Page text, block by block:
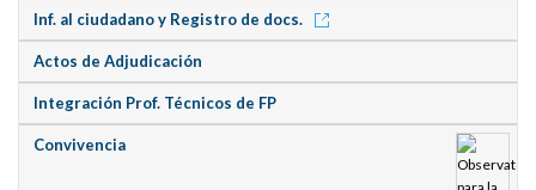
Inf. al ciudadano y Registro de docs.
Actos de Adjudicación
Integración Prof. Técnicos de FP
Convivencia